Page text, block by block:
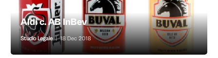
Aldi c. AB InBev
Studio Legale | 18 Dec 2018